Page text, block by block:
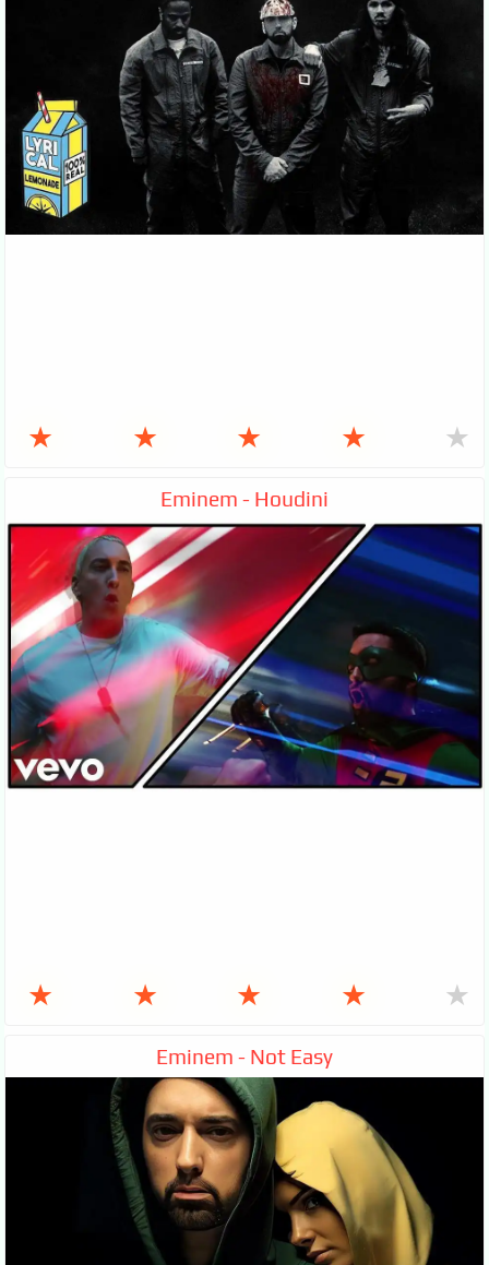
★ ★ ★ ★ ★
Eminem - Houdini
★ ★ ★ ★ ★
Eminem - Not Easy